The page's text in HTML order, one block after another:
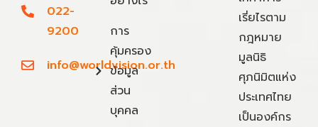
022-
9200
info@worldvision.or.th
การ
คุ้มครอง
ข้อมูล
ส่วน
บุคคล
เรี่ยไรตาม
กฎหมาย
มูลนิธิ
ศุภนิมิตแห่ง
ประเทศไทย
เป็นองค์กร